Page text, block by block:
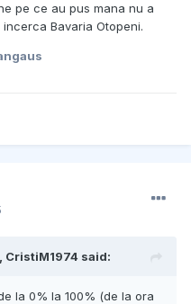
pe ce au pus mana nu a
Bavaria Otopeni.
CristiM1974 said:
la 0% la 100% (de la ora